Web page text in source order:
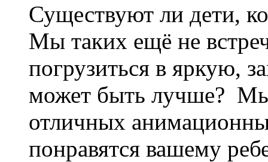
Существуют ли дети,
Мы таких ещё не
погрузиться в яркую,
может быть лучше? Мы
отличных
понравятся вашему